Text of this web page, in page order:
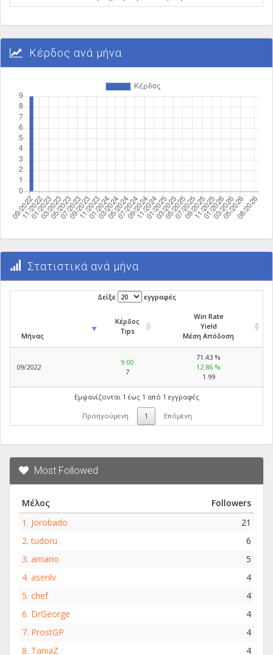
Κέρδος ανά μήνα
Στατιστικά ανά μήνα
Δείξε εγγραφές
Μήνας
Κέρδος
Tips
Win Rate
Yield
Μέση Απόδοση
09/2022
9.00
7
71.43 %
12.86 %
1.99
Εμφανίζονται 1 έως 1 από 1 εγγραφές
Προηγούμενη 1 Επόμενη
Most Followed
Μέλος
Followers
1. Jorobado
21
2.tudoru
6
3. amario
5
4. asenlv
4
5. chef
4
6. DrGeorge
4
7. ProstGP
4
8. TaniaZ 4